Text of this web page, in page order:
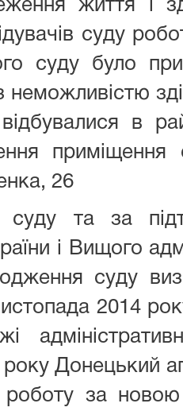
життя і
суду
суду було
неможливістю
в
26
суду та за
і Вищого
суду
2014
Донецький
за